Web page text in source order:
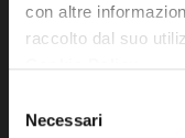
con altre
raccolto dal suo
delNecessari